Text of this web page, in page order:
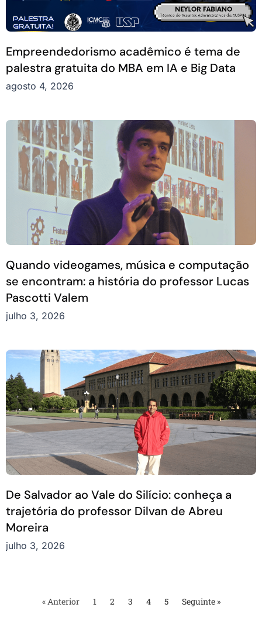
Empreendedorismo acadêmico é tema de
palestra gratuita do MBA em IA e Big Data
agosto 4, 2026
Quando videogames, música e computação
se encontram: a história do professor Lucas
Pascotti Valem
julho 3, 2026
De Salvador ao Vale do Silício: conheça a
trajetória do professor Dilvan de Abreu
Moreira
julho 3, 2026
« Anterior 1 2 3 4 5 Seguinte »